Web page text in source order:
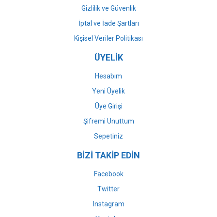
Gizlilik ve Güvenlik
İptal ve İade Şartları
Kişisel Veriler Politikası
ÜYELİK
Hesabım
Yeni Üyelik
Üye Girişi
Şifremi Unuttum
Sepetiniz
BİZİ TAKİP EDİN
Facebook
Twitter
Instagram